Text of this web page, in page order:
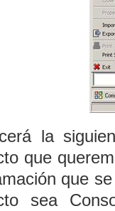
la
que
que
sea